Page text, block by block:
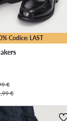
Codice: LAST
€
€